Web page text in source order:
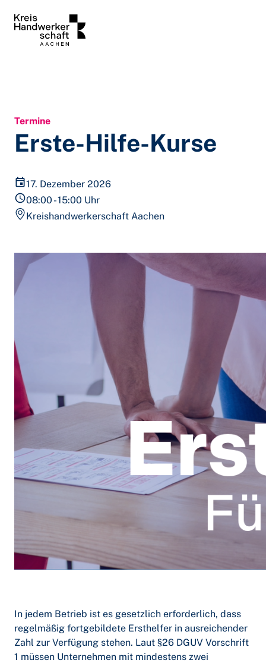
Termine
Erste-Hilfe-Kurse
17. Dezember 2026
08:00 - 15:00 Uhr
Kreishandwerkerschaft Aachen
In jedem Betrieb ist es gesetzlich erforderlich, dass
regelmäßig fortgebildete Ersthelfer in ausreichender
Zahl zur Verfügung stehen. Laut §26 DGUV Vorschrift
1 müssen Unternehmen mit mindestens zwei